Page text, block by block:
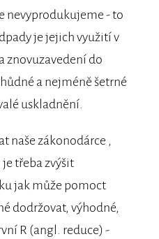
nevyprodukujeme - to
je jejich využití v
znovuzavedení do
a nejméně šetrné
uskladnění.
naše zákonodárce ,
třeba zvýšit
jak může pomoct
dodržovat, výhodné,
R (angl. reduce) -